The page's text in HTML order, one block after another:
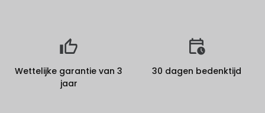
Wettelijke garantie van 3
jaar
30 dagen bedenktijd